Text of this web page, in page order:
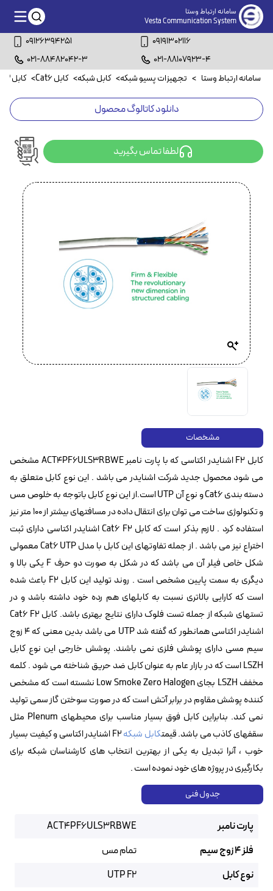
سامانه ارتباط وستا
Vesta Communication System
09126394251
09191302116
021-88482042-3
021-88107923-4
سامانه ارتباط وستا > تجهیزات پسیو شبکه> کابل شبکه> کابل Cat6 > کابل Cat6 UTP
دانلود کاتالوگ محصول
لطفا تماس بگیرید
مشخصات
کابل F2 اشنایدر اکتاسی که با پارت نامبر ACT4PF6ULS3RBWE مشخص
می شود محصول جدید شرکت اشنایدر می باشد . این نوع کابل متعلق به
دسته بندی Cat6 و نوع آن UTP است.از این نوع کابل باتوجه به خلوص مس
و تکنولوژی ساخت می توان برای انتقال داده در مسافتهای بیشتر از 100 متر نیز
استفاده کرد . لازم بذکر است که کابل Cat6 F2 اشنایدر اکتاسی دارای ثبت
اختراع نیز می باشد . از جمله تفاوتهای این کابل با مدل Cat6 UTP معمولی
شکل خاص فیلر آن می باشد که در شکل به صورت دو حرف F یکی بالا و
دیگری به سمت پایین مشخص است . روند تولید این کابل F2 باعث شده
است که کارایی بالاتری نسبت به کابلهای هم رده خود داشته باشد و در
تستهای شبکه از جمله تست فلوک دارای نتایج بهتری باشد. کابل Cat6 F2
اشنایدر اکتاسی همانطور که گفته شد UTP می باشد بدین معنی که 4 زوج
سیم مسی دارای پوشش فلزی نمی باشند. پوشش خارجی این نوع کابل
LSZH است که در بازار عام به عنوان کابل ضد حریق شناخته می شود . کلمه
مخفف LSZH بجای Low Smoke Zero Halogen نشسته است که مشخص
کننده پوشش مقاوم در برابر آتش است که در صورت سوختن گاز سمی تولید
نمی کند. بنابراین کابل فوق بسیار مناسب برای محیطهای Plenum مثل
سقفهای کاذب می باشد. قیمتکابل شبکه
F2 اشنایدر اکتاسی و کیفیت بسیار
خوب ، آنرا تبدیل به یکی از بهترین انتخاب های کارشناسان شبکه برای
بکارگیری در پروژه های خود نموده است .
جدول فنی
پارت نامبر
ACT4PF6ULS3RBWE
فلز 4 زوج سیم
تمام مس
نوع کابل
UTP F2